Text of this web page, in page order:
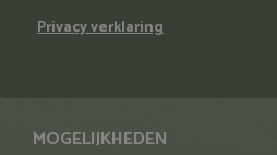
MOGELIJKHEDEN
Privacy verklaring